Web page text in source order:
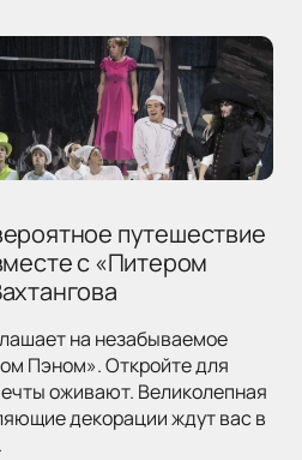
путешествие
с «Питером
на незабываемое
Пэном». Откройте для
оживают. Великолепная
декорации ждут вас в